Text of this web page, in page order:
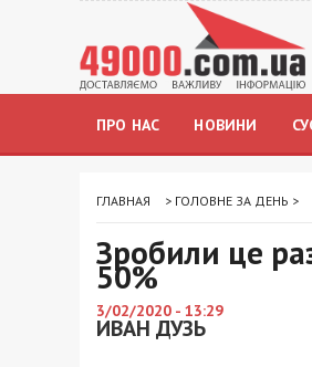
ПРО НАС НОВИНИ
ГЛАВНАЯ > ГОЛОВНЕ ЗА ДЕНЬ >
Зробили це
50%
3/02/2020 - 13:29
ИВАН ДУЗЬ